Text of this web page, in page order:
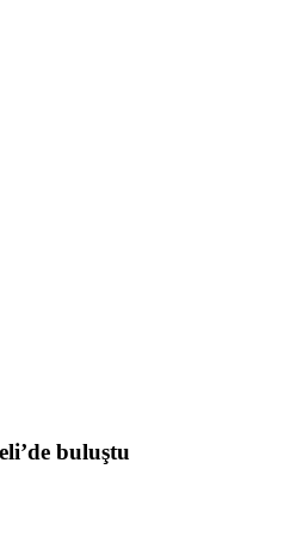
buluştu